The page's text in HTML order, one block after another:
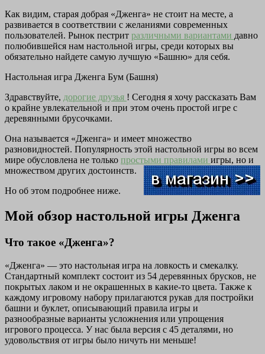
Как видим, старая добрая «Дженга» не стоит на месте, а
развивается в соответствии с желаниями современных
пользователей. Рынок пестрит различными вариантами давно
полюбившейся нам настольной игры, среди которых вы
обязательно найдете самую лучшую «Башню» для себя.
Настольная игра Дженга Бум (Башня)
Здравствуйте, дорогие друзья ! Сегодня я хочу рассказать Вам
о крайне увлекательной и при этом очень простой игре с
деревянными брусочками.
Она называется «Дженга» и имеет множество
разновидностей. Популярность этой настольной игры во всем
мире обусловлена не только простыми правилами игры, но и
множеством других достоинств.
Но об этом подробнее ниже.
Мой обзор настольной игры Дженга
Что такое «Дженга»?
«Дженга» — это настольная игра на ловкость и смекалку.
Стандартный комплект состоит из 54 деревянных брусков, не
покрытых лаком и не окрашенных в какие-то цвета. Также к
каждому игровому набору прилагаются рукав для постройки
башни и буклет, описывающий правила игры и
разнообразные варианты усложнения или упрощения
игрового процесса. У нас была версия с 45 деталями, но
удовольствия от игры было ничуть ни меньше!